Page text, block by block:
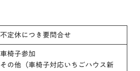
不定休につき要問合せ
車椅子参加
その他（車椅子対応いちごハウス新